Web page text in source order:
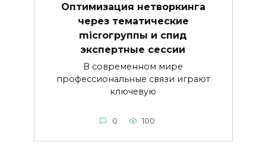
Оптимизация нетворкинга
через тематические
microгруппы и спид
экспертные сессии
В современном мире
профессиональные связи играют
ключевую
0 100